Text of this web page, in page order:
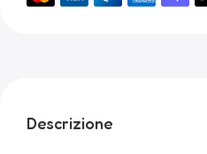
Descrizione